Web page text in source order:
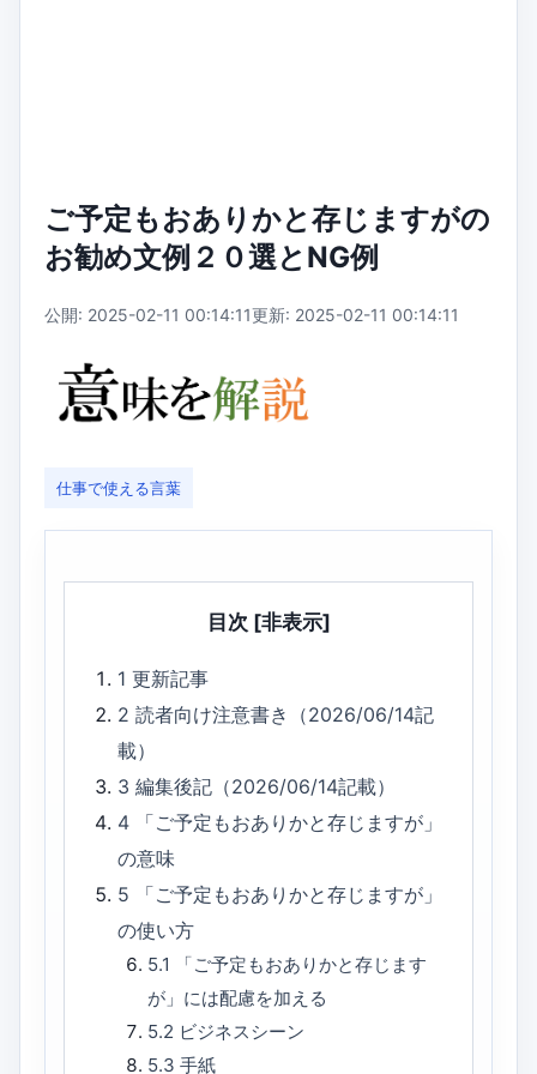
ご予定もおありかと存じますがの
お勧め文例２０選とNG例
公開: 2025-02-11 00:14:11更新: 2025-02-11 00:14:11
仕事で使える言葉
目次 [非表示]
1更新記事
2読者向け注意書き（2026/06/14記
載）
3編集後記（2026/06/14記載）
4
「ご予定もおありかと存じますが」
の意味
5
「ご予定もおありかと存じますが」
の使い方
5.1
「ご予定もおありかと存じます
が」には配慮を加える
5.2 ビジネスシーン
5.3 手紙